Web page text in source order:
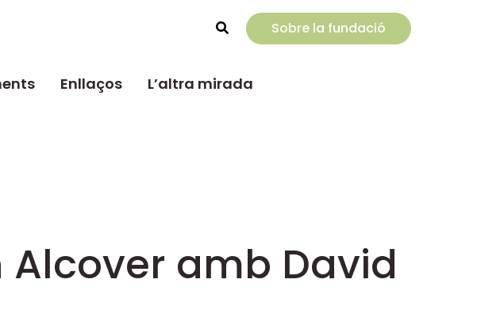
Rechercher
Sobre la fundació
Enllaços L’altra mirada
amb David